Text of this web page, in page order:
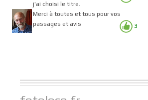
j'ai choisi le titre.
3
Merci à toutes et tous pour vos
passages et avis